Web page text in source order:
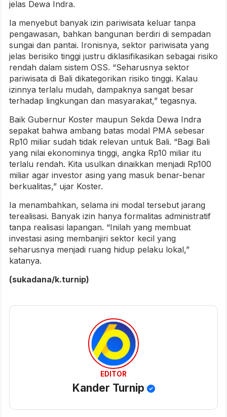
jelas Dewa Indra.
Ia menyebut banyak izin pariwisata keluar tanpa
pengawasan, bahkan bangunan berdiri di sempadan
sungai dan pantai. Ironisnya, sektor pariwisata yang
jelas berisiko tinggi justru diklasifikasikan sebagai risiko
rendah dalam sistem OSS. “Seharusnya sektor
pariwisata di Bali dikategorikan risiko tinggi. Kalau
izinnya terlalu mudah, dampaknya sangat besar
terhadap lingkungan dan masyarakat,” tegasnya.
Baik Gubernur Koster maupun Sekda Dewa Indra
sepakat bahwa ambang batas modal PMA sebesar
Rp10 miliar sudah tidak relevan untuk Bali. “Bagi Bali
yang nilai ekonominya tinggi, angka Rp10 miliar itu
terlalu rendah. Kita usulkan dinaikkan menjadi Rp100
miliar agar investor asing yang masuk benar-benar
berkualitas,” ujar Koster.
Ia menambahkan, selama ini modal tersebut jarang
terealisasi. Banyak izin hanya formalitas administratif
tanpa realisasi lapangan. “Inilah yang membuat
investasi asing membanjiri sektor kecil yang
seharusnya menjadi ruang hidup pelaku lokal,”
katanya.
(sukadana/k.turnip)
EDITOR
Kander Turnip